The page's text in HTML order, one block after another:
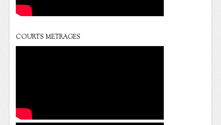
COURTS METRAGES